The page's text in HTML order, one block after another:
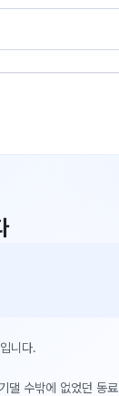
니다.
댈 수밖에 없었던 동료